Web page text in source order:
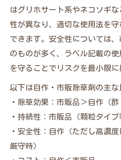
はグリホサート系やネコソギ
性が異なり、適切な使用法を
できます。安全性については
のものが多く、ラベル記載の
を守ることでリスクを最小限に
以下は自作・市販除草剤の主な
・除草効果：市販品＞自作（酢
・持続性：市販品（顆粒タイ
・安全性：自作（ただし高濃
厳守時）